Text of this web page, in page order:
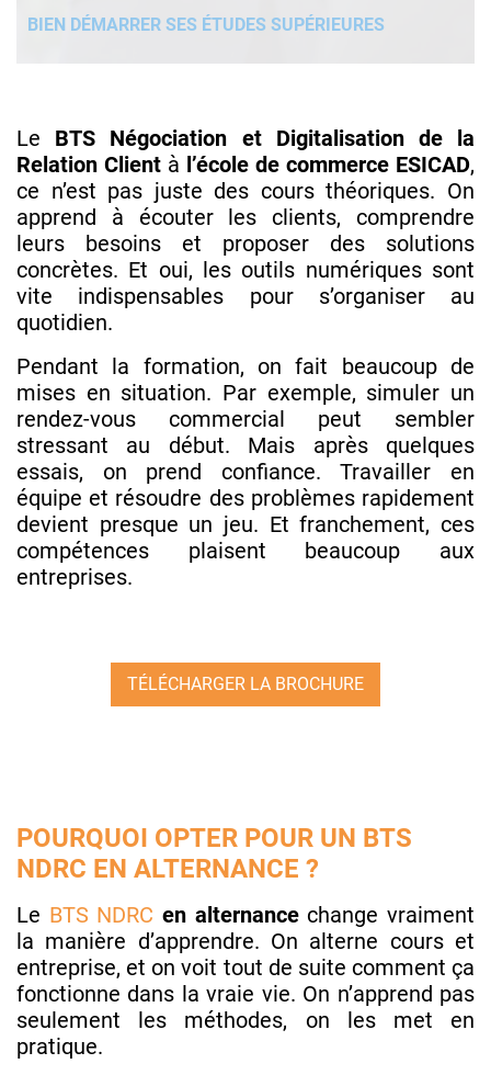
BIEN DÉMARRER SES ÉTUDES SUPÉRIEURES
Le BTS Négociation et Digitalisation de la
Relation Client à l’école de commerce ESICAD,
ce n’est pas juste des cours théoriques. On
apprend à écouter les clients, comprendre
leurs besoins et proposer des solutions
concrètes. Et oui, les outils numériques sont
vite indispensables pour s’organiser au
quotidien.
Pendant la formation, on fait beaucoup de
mises en situation. Par exemple, simuler un
rendez-vous commercial peut sembler
stressant au début. Mais après quelques
essais, on prend confiance. Travailler en
équipe et résoudre des problèmes rapidement
devient presque un jeu. Et franchement, ces
compétences plaisent beaucoup aux
entreprises.
TÉLÉCHARGER LA BROCHURE
POURQUOI OPTER POUR UN BTS
NDRC EN ALTERNANCE ?
Le BTS NDRC en alternancechange vraiment
la manière d’apprendre. On alterne cours et
entreprise, et on voit tout de suite comment ça
fonctionne dans la vraie vie. On n’apprend pas
seulement les méthodes, on les met en
pratique.